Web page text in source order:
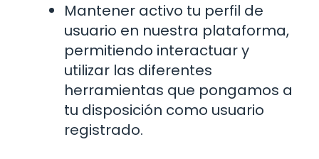
Mantener activo tu perfil de
usuario en nuestra plataforma,
permitiendo interactuar y
utilizar las diferentes
herramientas que pongamos a
tu disposición como usuario
registrado.